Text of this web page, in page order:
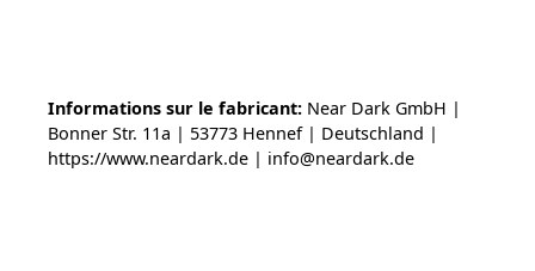
Informations sur le fabricant: Near Dark GmbH |
Bonner Str. 11a | 53773 Hennef | Deutschland |
https://www.neardark.de | info@neardark.de